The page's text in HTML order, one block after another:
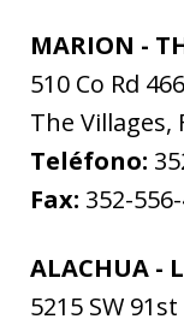
MARION -
510 Co Rd
The Villages,
Teléfono:
Fax: 352-
ALACHUA -
5215 SW